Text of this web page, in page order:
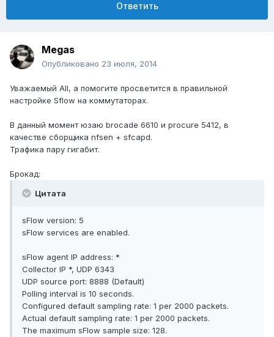
Ответить
Megas
Опубликовано 23 июля, 2014
Уважаемый All, а помогите просветится в правильной
настройке Sflow на коммутаторах.
В данный момент юзаю brocade 6610 и procure 5412, в
качестве сборщика nfsen + sfcapd.
Трафика пару гигабит.
Брокад:
Цитата
sFlow version: 5
sFlow services are enabled.
sFlow agent IP address: *
Collector IP *, UDP 6343
UDP source port: 8888 (Default)
Polling interval is 10 seconds.
Configured default sampling rate: 1 per 2000 packets.
Actual default sampling rate: 1 per 2000 packets.
The maximum sFlow sample size: 128.